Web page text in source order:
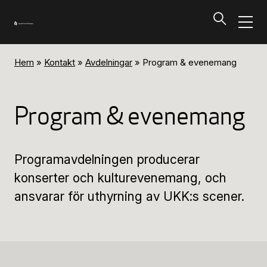
Program och biljetter
Program och biljetter
Kalendarium
Aktuella biljettsläpp
Hem » Kontakt » Avdelningar » Program & evenemang
Program & evenemang
Programavdelningen producerar
konserter och kulturevenemang, och
ansvarar för uthyrning av UKK:s scener.